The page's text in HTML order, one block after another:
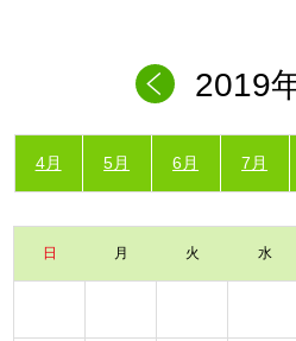
2019
4月 5月 6月 7月
日 月 火 水